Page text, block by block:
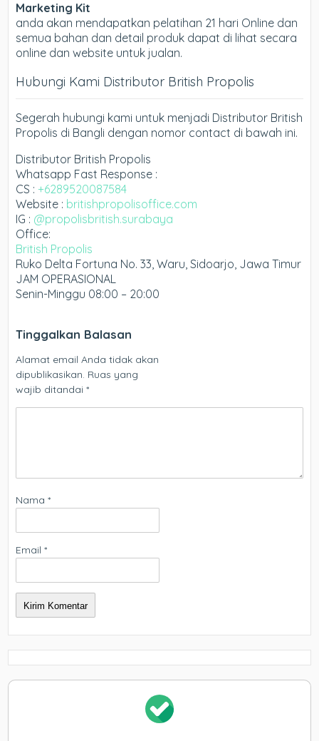
Marketing Kit
anda akan mendapatkan pelatihan 21 hari Online dan
semua bahan dan detail produk dapat di lihat secara
online dan website untuk jualan.
Hubungi Kami Distributor British Propolis
Segerah hubungi kami untuk menjadi Distributor British
Propolis di Bangli dengan nomor contact di bawah ini.
Distributor British Propolis
Whatsapp Fast Response :
CS : +6289520087584
Website : britishpropolisoffice.com
IG : @propolisbritish.surabaya
Office:
British Propolis
Ruko Delta Fortuna No. 33, Waru, Sidoarjo, Jawa Timur
JAM OPERASIONAL
Senin-Minggu 08:00 – 20:00
Tinggalkan Balasan
Alamat email Anda tidak akan
dipublikasikan. Ruas yang
wajib ditandai*
Nama*
Email*